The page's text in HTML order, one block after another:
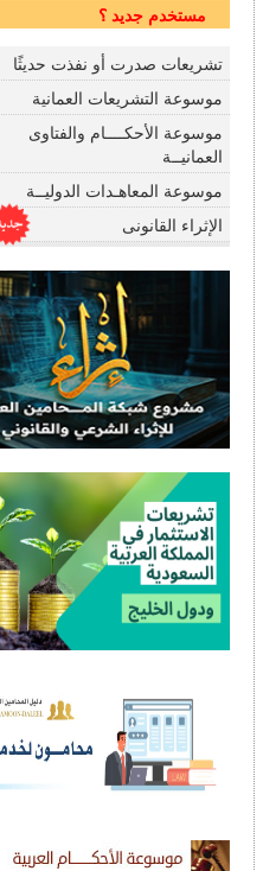
مستخدم جديد ؟
تشريعات صدرت أو نفذت حديثًا
موسوعة التشريعات العمانية
موسوعة الأحكــــام والفتاوى
العمانيــة
موسوعة المعاهـدات الدوليــة
الإثراء القانونى